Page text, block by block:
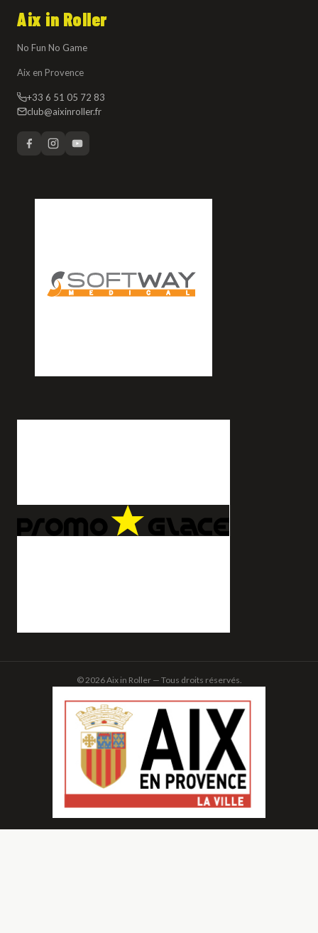
Aix in Roller
No Fun No Game
Aix en Provence
+33 6 51 05 72 83
club@aixinroller.fr
© 2026 Aix in Roller — Tous droits réservés.